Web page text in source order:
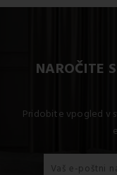
NAROČITE
Pridobite vpogled v